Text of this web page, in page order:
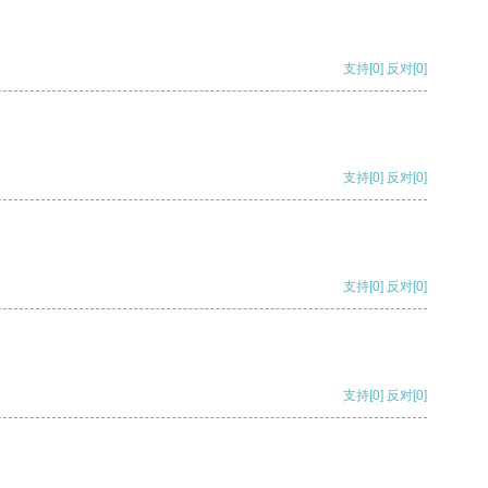
支持[0] 反对[0]
支持[0] 反对[0]
支持[0] 反对[0]
支持[0] 反对[0]